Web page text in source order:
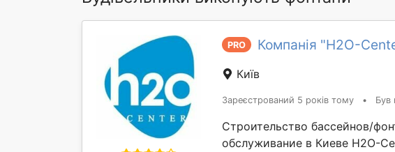
PRO Компанія "H2O-
Київ
Зареєстрований 5 років тому • Був
Строительство бассейнов/
обслуживание в Киеве H2O-